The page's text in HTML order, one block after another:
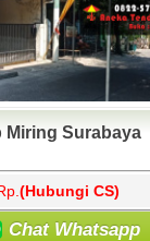
Miring Surabaya
(Hubungi CS)
Chat Whatsapp